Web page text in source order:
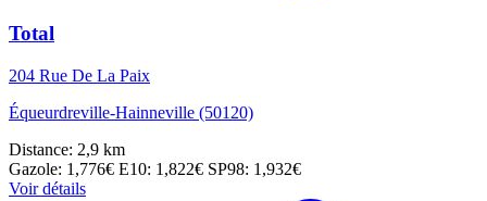
Total
204 Rue De La Paix
Équeurdreville-Hainneville (50120)
Distance: 2,9 km
Gazole: 1,776€ E10: 1,822€ SP98: 1,932€
Voir détails